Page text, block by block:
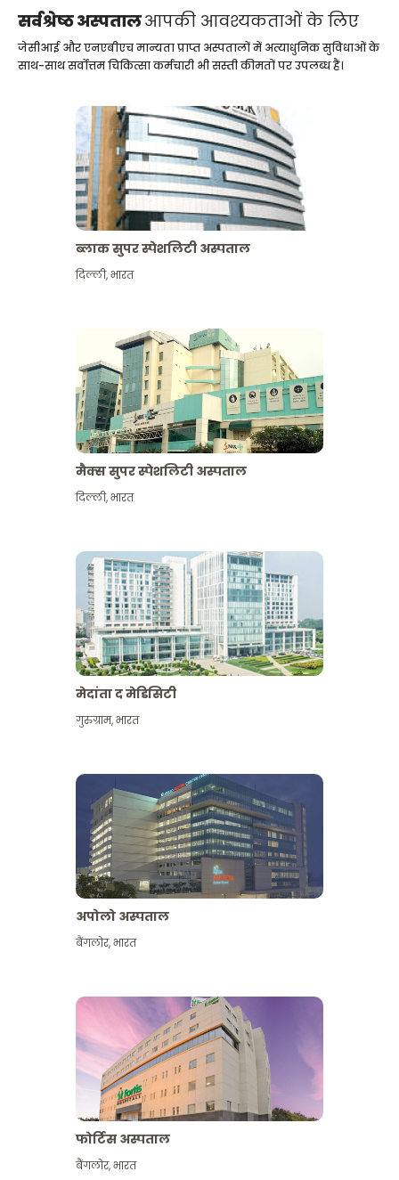
सर्वश्रेष्ठ अस्पतालआपकी आवश्यकताओं के लिए
जेसीआई और एनएबीएच मान्यता प्राप्त अस्पतालों में अत्याधुनिक सुविधाओं के
साथ-साथ सर्वोत्तम चिकित्सा कर्मचारी भी सस्ती कीमतों पर उपलब्ध हैं।
ब्लाक सुपर स्पेशलिटी अस्पताल
दिल्ली,भारत
मैक्स सुपर स्पेशलिटी अस्पताल
दिल्ली,भारत
मेदांता द मेडिसिटी
गुरुग्राम,भारत
अपोलो अस्पताल
बैंगलोर,भारत
फोर्टिस अस्पताल
बैंगलोर,भारत